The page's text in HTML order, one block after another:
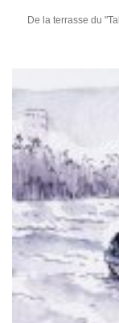
De la terrasse du